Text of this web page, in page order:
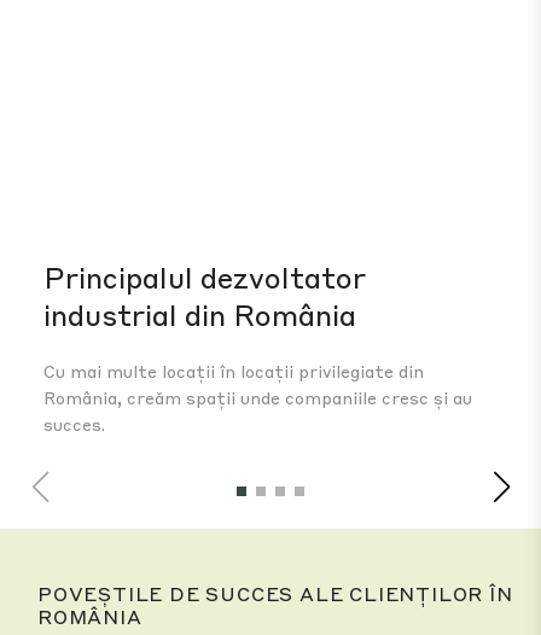
Principalul dezvoltator
industrial din România
Cu mai multe locații în locații privilegiate din
România, creăm spații unde companiile cresc și au
succes.
POVEȘTILE DE SUCCES ALE CLIENȚILOR ÎN
ROMÂNIA